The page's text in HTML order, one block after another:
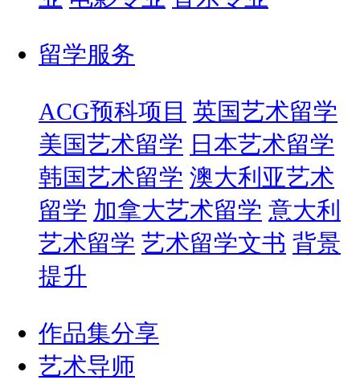
留学服务
ACG预科项目 英国艺术留学
美国艺术留学 日本艺术留学
韩国艺术留学 澳大利亚艺术
留学 加拿大艺术留学 意大利
艺术留学 艺术留学文书 背景
提升
作品集分享
艺术导师